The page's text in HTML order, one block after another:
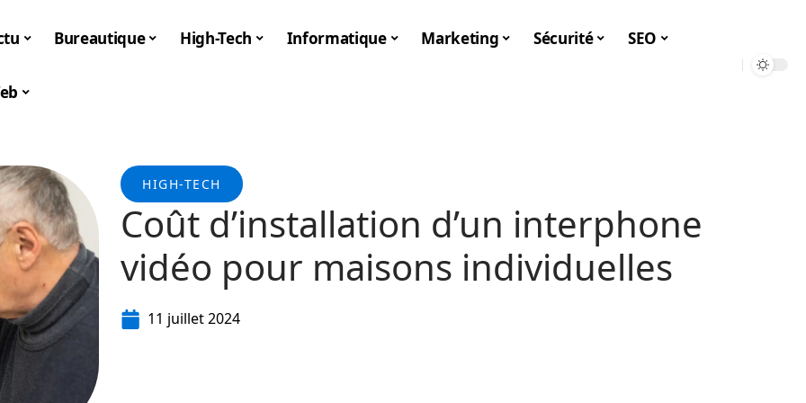
Bureautique High-Tech Informatique Marketing Sécurité SEO
HIGH-TECH
Coût d’installation d’un interphone
vidéo pour maisons individuelles
11 juillet 2024